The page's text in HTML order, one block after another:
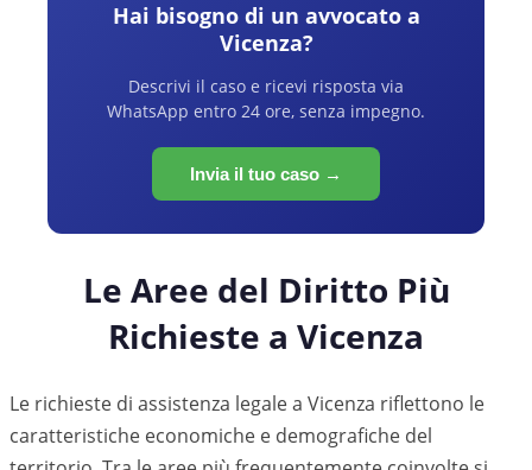
Hai bisogno di un avvocato a
Vicenza?
Descrivi il caso e ricevi risposta via
WhatsApp entro 24 ore, senza impegno.
Invia il tuo caso →
Le Aree del Diritto Più
Richieste a Vicenza
Le richieste di assistenza legale a Vicenza riflettono le
caratteristiche economiche e demografiche del